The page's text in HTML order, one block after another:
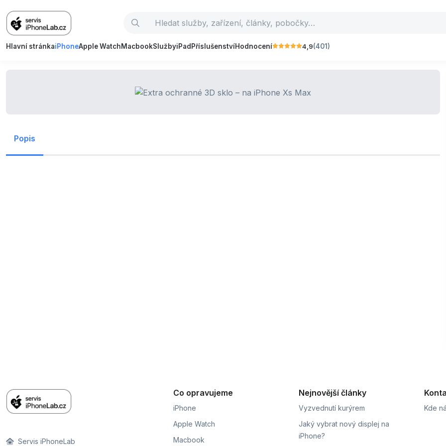
Hlavní stránkaiPhoneApple WatchMacbookSlužbyiPad PříslušenstvíHodnocení 4,9(401)
Popis
Servis iPhoneLab
Co opravujeme
iPhone
Apple Watch
Macbook
Nejnovější články
Vyzvednutí kurýrem
Jaký vybrat nový displej na
iPhone?
Kde